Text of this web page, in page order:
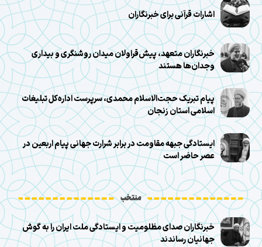
اشارات قرآنی برای خبرنگاران
خبرنگاران متعهد، پیش‌قراولان میدان روشنگری و بیداری
وجدان‌ها هستند
پیام تبریک حجت‌الاسلام محمدی، سرپرست اداره‌کل تبلیغات
اسلامی استان زنجان
ایستادگی جبهه مقاومت در برابر شرارت جهانی پیام اربعین در
عصر حاضر است
منتخب
خبرنگاران صدای مظلومیت و ایستادگی ملت ایران را به گوش
جهانیان رساندند